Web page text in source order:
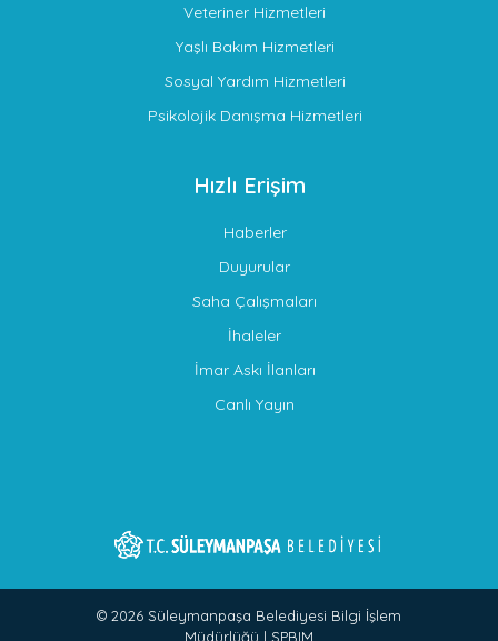
Veteriner Hizmetleri
Yaşlı Bakım Hizmetleri
Sosyal Yardım Hizmetleri
Psikolojik Danışma Hizmetleri
Hızlı Erişim
Haberler
Duyurular
Saha Çalışmaları
İhaleler
İmar Askı İlanları
Canlı Yayın
© 2026 Süleymanpaşa Belediyesi Bilgi İşlem
Müdürlüğü | SPBIM